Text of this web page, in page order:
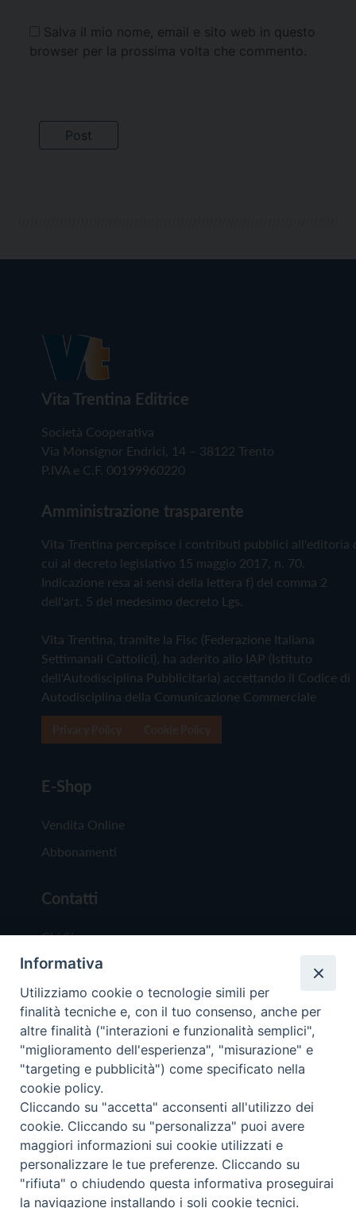
Salva il mio nome, email e sito web in questo
browser per la prossima volta che commento.
Vita Trentina Editrice
Società Cooperativa
Via Monsignor Endrici, 14 – 38122 Trento
P.IVA e C.F. 00199960220
Amministrazione trasparente
Vita Trentina percepisce i contributi pubblici all'editoria
cui al decreto legislativo 15 maggio 2017, n. 70.
Indicazione resa ai sensi della lettera f) del comma 2
dell'art. 5 del medesimo decreto Lgs.
Vita Trentina, tramite la Fisc (Federazione Italiana
Settimanali Cattolici), ha aderito allo IAP (Istituto
dell'Autodisciplina Pubblicitaria) accettando il Codice di
Autodisciplina della Comunicazione Commerciale
E-Shop
Vendita Online
Abbonamenti
Contatti
Chi Siamo
Redazione
Scrivici
Copyright © 2019 - Tutti i diritti riservati - Vita
Trentina Editrice
Privacy Policy
Torna
Informativa
Utilizziamo cookie o tecnologie simili per
finalità tecniche e, con il tuo consenso, anche per
altre finalità ("interazioni e funzionalità semplici",
"miglioramento dell'esperienza", "misurazione" e
"targeting e pubblicità") come specificato nella
cookie policy.
Cliccando su "accetta" acconsenti all'utilizzo dei
cookie. Cliccando su "personalizza" puoi avere
maggiori informazioni sui cookie utilizzati e
personalizzare le tue preferenze. Cliccando su
"rifiuta" o chiudendo questa informativa proseguirai
la navigazione installando i soli cookie tecnici.